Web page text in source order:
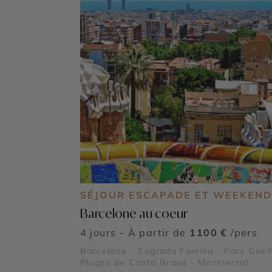
SÉJOUR ESCAPADE ET WEEKEND
Barcelone au coeur
4 jours - À partir de 1100 € /pers
Barcelone - Sagrada Familia - Parc
Plages de Costa Brava - Montserrat